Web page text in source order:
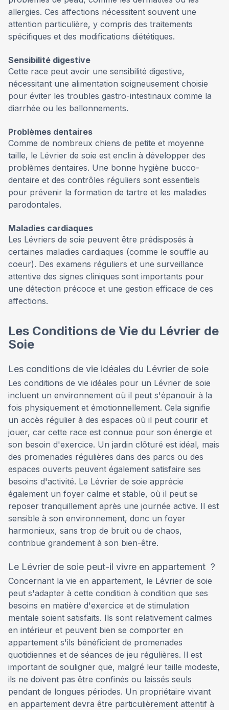
allergies. Ces affections nécessitent souvent une
attention particulière, y compris des traitements
spécifiques et des modifications diététiques.
Sensibilité digestive
Cette race peut avoir une sensibilité digestive,
nécessitant une alimentation soigneusement choisie
pour éviter les troubles gastro-intestinaux comme la
diarrhée ou les ballonnements.
Problèmes dentaires
Comme de nombreux chiens de petite et moyenne
taille, le Lévrier de soie est enclin à développer des
problèmes dentaires. Une bonne hygiène bucco-
dentaire et des contrôles réguliers sont essentiels
pour prévenir la formation de tartre et les maladies
parodontales.
Maladies cardiaques
Les Lévriers de soie peuvent être prédisposés à
certaines maladies cardiaques (comme le souffle au
coeur). Des examens réguliers et une surveillance
attentive des signes cliniques sont importants pour
une détection précoce et une gestion efficace de ces
affections.
Les Conditions de Vie du Lévrier de
Soie
Les conditions de vie idéales du Lévrier de soie
Les conditions de vie idéales pour un Lévrier de soie
incluent un environnement où il peut s'épanouir à la
fois physiquement et émotionnellement. Cela signifie
un accès régulier à des espaces où il peut courir et
jouer, car cette race est connue pour son énergie et
son besoin d'exercice. Un jardin clôturé est idéal, mais
des promenades régulières dans des parcs ou des
espaces ouverts peuvent également satisfaire ses
besoins d'activité. Le Lévrier de soie apprécie
également un foyer calme et stable, où il peut se
reposer tranquillement après une journée active. Il est
sensible à son environnement, donc un foyer
harmonieux, sans trop de bruit ou de chaos,
contribue grandement à son bien-être.
Le Lévrier de soie peut-il vivre en appartement ?
Concernant la vie en appartement, le Lévrier de soie
peut s'adapter à cette condition à condition que ses
besoins en matière d'exercice et de stimulation
mentale soient satisfaits. Ils sont relativement calmes
en intérieur et peuvent bien se comporter en
appartement s'ils bénéficient de promenades
quotidiennes et de séances de jeu régulières. Il est
important de souligner que, malgré leur taille modeste,
ils ne doivent pas être confinés ou laissés seuls
pendant de longues périodes. Un propriétaire vivant
en appartement devra être particulièrement attentif à